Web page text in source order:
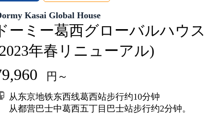
Kasai Global House
ーミー葛西グローバルハウス
年春リニューアル)
円～
从东京地铁东西线葛西站步行约10分钟
从都营巴士中葛西五丁目巴士站步行约2分钟。